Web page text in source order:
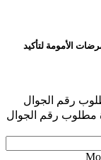
الأمومة لتأكيد
رقم الجوال
مطلوب رقم الجوال